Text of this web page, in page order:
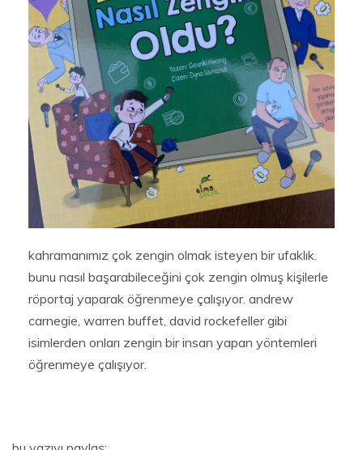
kahramanımız çok zengin olmak isteyen bir ufaklık.
bunu nasıl başarabileceğini çok zengin olmuş kişilerle
röportaj yaparak öğrenmeye çalışıyor. andrew
carnegie, warren buffet, david rockefeller gibi
isimlerden onları zengin bir insan yapan yöntemleri
öğrenmeye çalışıyor.